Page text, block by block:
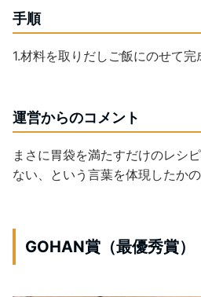
手順
1.材料を取りだしご飯にのせて完
運営からのコメント
まさに胃袋を満たすだけのレシ
ない、という言葉を体現したかの
GOHAN賞（最優秀賞）